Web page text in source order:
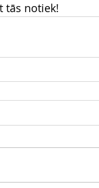
tās notiek!